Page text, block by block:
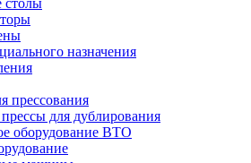
назначения
прессования
для дублирования
оборудование ВТО